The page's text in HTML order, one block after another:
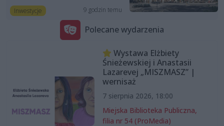
Inwestycje 9 godzin temu
Polecane wydarzenia
Wystawa Elżbiety
Śnieżewskiej i Anastasii
Lazarevej „MISZMASZ” |
wernisaż
7 sierpnia 2026, 18:00
Miejska Biblioteka Publiczna,
filia nr 54 (ProMedia)